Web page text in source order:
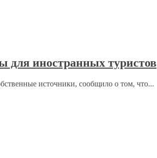
иностранных туристов
источники, сообщило о том, что...